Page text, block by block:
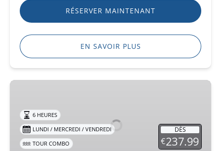
RÉSERVER MAINTENANT
EN SAVOIR PLUS
Combo
soleil
dîner
DÈS
€237.99
6 HEURES
LUNDI / MERCREDI / VENDREDI
TOUR COMBO